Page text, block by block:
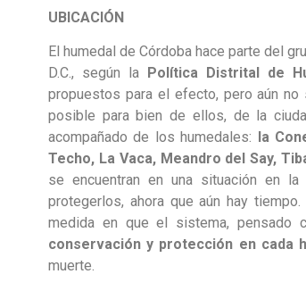
UBICACIÓN
El humedal de Córdoba hace parte del
D.C., según la
Política Distrital de
propuestos para el efecto, pero aún
posible para bien de ellos, de la
acompañado de los humedales:
la
Techo, La Vaca, Meandro del Say,
se encuentran en una situación en
protegerlos, ahora que aún hay
medida en que el sistema, pensado
conservación y protección en cada
muerte.